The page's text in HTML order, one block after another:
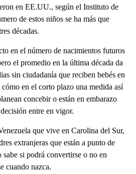
en EE.UU., según el Instituto de
de estos niños se ha más que
décadas.
en el número de nacimientos futuros
el promedio en la última década da
sin ciudadanía que reciben bebés en
en el corto plazo una medida así
concebir o están en embarazo
entre en vigor.
que vive en Carolina del Sur,
extranjeras que están a punto de
si podrá convertirse o no en
cuando nazca.